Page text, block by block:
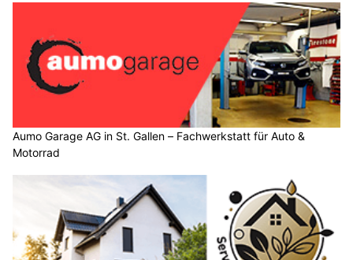
Aumo Garage AG in St. Gallen – Fachwerkstatt für Auto &
Motorrad